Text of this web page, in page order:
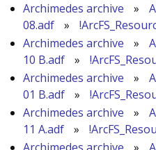
Archimedes archive
»
08.adf
»
Archimedes archive
»
10 B.adf
»
Archimedes archive
»
01 B.adf
»
Archimedes archive
»
11 A.adf
»